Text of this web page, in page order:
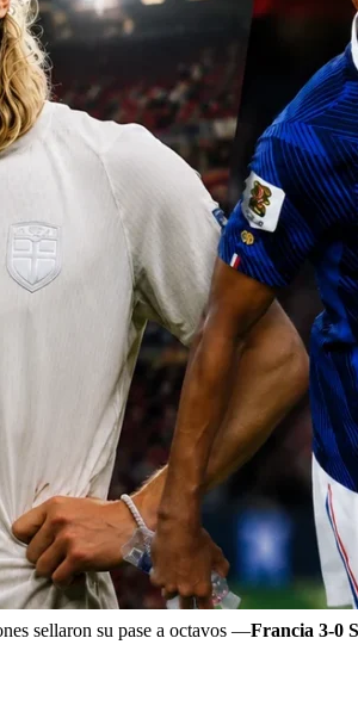
sellaron su pase a octavos —Francia 3-0